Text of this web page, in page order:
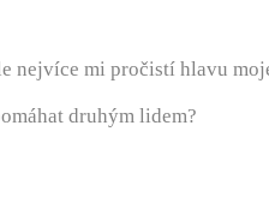
nejvíce mi pročistí hlavu
druhým lidem?